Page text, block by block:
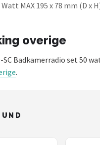
MAX 195 x 78 mm (D
overige
SC Badkamerradio set 50
.